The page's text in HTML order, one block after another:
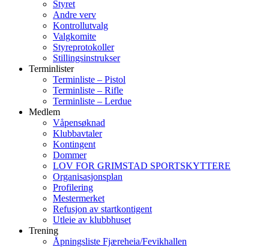
Styret
Andre verv
Kontrollutvalg
Valgkomite
Styreprotokoller
Stillingsinstrukser
Terminlister
Terminliste – Pistol
Terminliste – Rifle
Terminliste – Lerdue
Medlem
Våpensøknad
Klubbavtaler
Kontingent
Dommer
LOV FOR GRIMSTAD SPORTSKYTTERE
Organisasjonsplan
Profilering
Mestermerket
Refusjon av startkontigent
Utleie av klubbhuset
Trening
Åpningsliste Fjæreheia/Fevikhallen